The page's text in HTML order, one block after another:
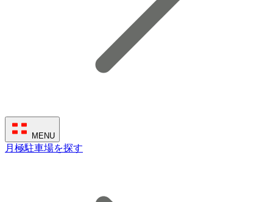
MENU
月極駐車場を探す